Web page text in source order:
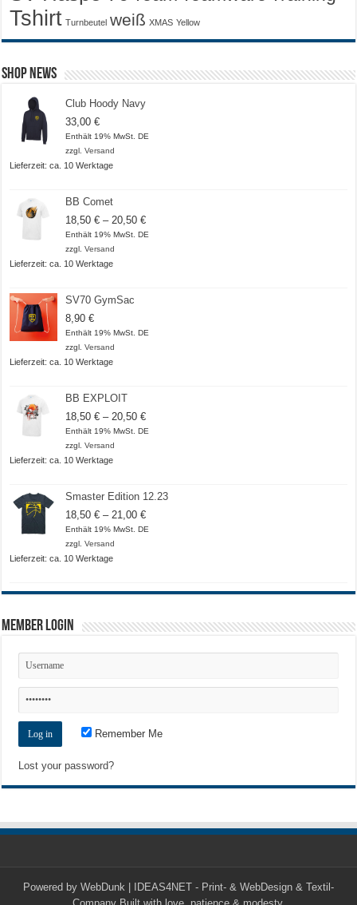
Tshirt Turnbeutel weiß XMAS Yellow
Shop News
Club Hoody Navy
33,00€
Enthält 19% MwSt. DE
zzgl.Versand
Lieferzeit: ca. 10 Werktage
BB Comet
18,50€ –20,50€Preisspanne:
18,50 €
Enthält 19% MwSt. DE
zzgl.Versand
Lieferzeit: ca. 10 Werktage
SV70 GymSac
8,90€
Enthält 19% MwSt. DE
zzgl.Versand
Lieferzeit: ca. 10 Werktage
BB EXPLOIT
18,50€ –20,50€Preisspanne:
18,50 €
Enthält 19% MwSt. DE
zzgl.Versand
Lieferzeit: ca. 10 Werktage
Smaster Edition 12.23
18,50€ –21,00€Preisspanne:
18,50 €
Enthält 19% MwSt. DE
zzgl.Versand
Lieferzeit: ca. 10 Werktage
Member Login
Remember Me
Lost your password?
Powered by WebDunk | IDEAS4NET - Print- & WebDesign & Textil-